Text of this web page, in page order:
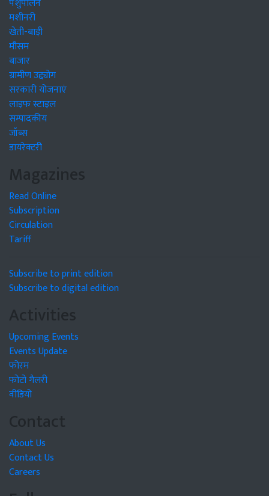
मशीनरी
खेती-बाड़ी
मौसम
बाजार
ग्रामीण उद्द्योग
सरकारी योजनाएं
लाइफ स्टाइल
सम्पादकीय
जॉब्स
डायरेक्टरी
Magazines
Read Online
Subscription
Circulation
Tariff
Subscribe to print edition
Subscribe to digital edition
Activities
Upcoming Events
Events Update
फोरम
फोटो गैलरी
वीडियो
Contact
About Us
Contact Us
Careers